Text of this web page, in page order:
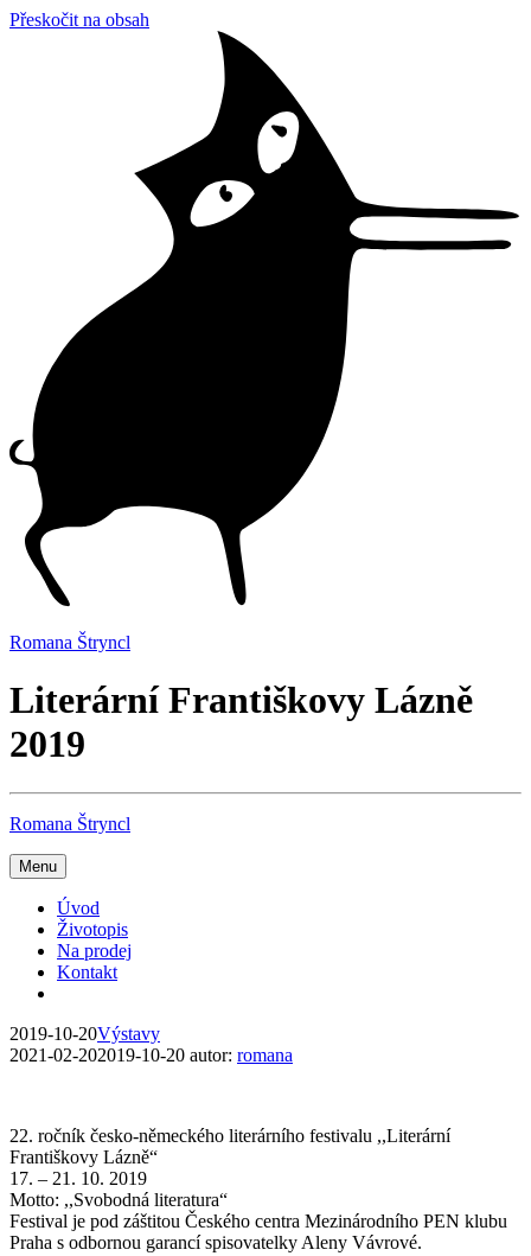
Přeskočit na obsah
Romana Štryncl
Literární Františkovy Lázně
2019
Romana Štryncl
Menu
Úvod
Životopis
Na prodej
Kontakt
2019-10-20Výstavy
2021-02-202019-10-20 autor: romana
22. ročník česko-německého literárního festivalu ,,Literární
Františkovy Lázně“
17. – 21. 10. 2019
Motto: ,,Svobodná literatura“
Festival je pod záštitou Českého centra Mezinárodního PEN klubu
Praha s odbornou garancí spisovatelky Aleny Vávrové.